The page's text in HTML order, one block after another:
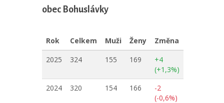
obec Bohuslávky
Rok Celkem Muži Ženy
Změna
2025
324 155 169
+4
(+1,3%)
2024
320 154 166
-2
(-0,6%)